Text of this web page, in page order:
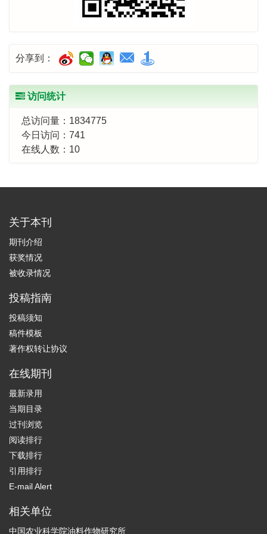
分享到：
访问统计
总访问量： 1834775
今日访问： 741
在线人数： 10
关于本刊
期刊介绍
获奖情况
被收录情况
投稿指南
投稿须知
稿件模板
著作权转让协议
在线期刊
最新录用
当期目录
过刊浏览
阅读排行
下载排行
引用排行
E-mail Alert
相关单位
中国农业科学院油料作物研究所